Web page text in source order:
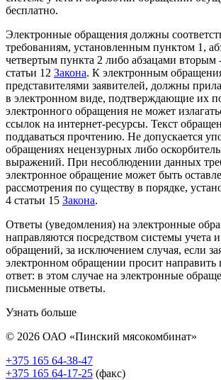
бесплатно.
Электронные обращения должны
требованиям, установленным пунктом 1,
четвертым пункта 2 либо абзацами вторым
статьи 12 Закона. К электронным
представителями заявителей, должны
в электронном виде, подтверждающие их
электронного обращения не может
ссылок на интернет-ресурсы. Текст
поддаваться прочтению. Не допускается
обращениях нецензурных либо
выражений. При несоблюдении данных
электронное обращение может быть
рассмотрения по существу в порядке,
4 статьи 15 Закона.
Ответы (уведомления) на электронные
направляются посредством системы учета
обращений, за исключением случая, если
электронном обращении просит
ответ: в этом случае на электронные
письменные ответы.
Узнать больше
© 2026 ОАО «Пинский мясокомбинат»
+375 165 64-38-47
+375 165 64-17-25 (факс)